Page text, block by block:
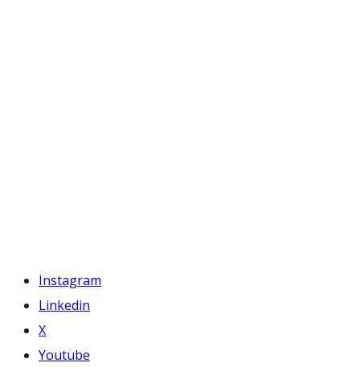
Instagram
Linkedin
X
Youtube